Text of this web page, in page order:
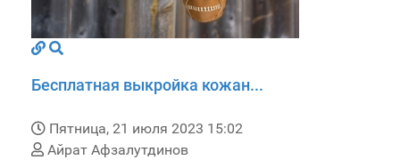
Бесплатная выкройка кожан...
Пятница, 21 июля 2023 15:02
Айрат Афзалутдинов